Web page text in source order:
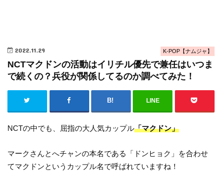
K-POP【ナムジャ】
2022.11.29
NCTマクドンの活動はイリチル優先で兼任はいつま
で続くの？兵役が関係してるのか調べてみた！
LINE
NCTの中でも、屈指の大人気カップル「マクドン」
マークさんとへチャンの本名である「ドンヒョク」を合わせ
てマクドンというカップル名で呼ばれていますね！